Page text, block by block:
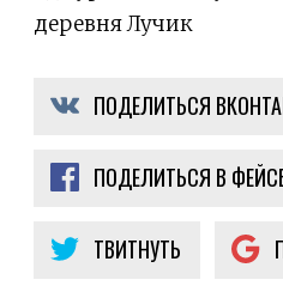
деревня Лучик
ПОДЕЛИТЬСЯ
ПОДЕЛИТЬСЯ В
ТВИТНУТЬ